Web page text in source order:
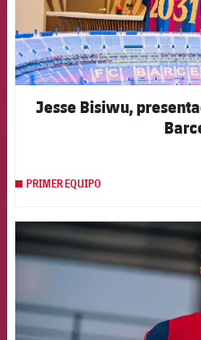
Jesse Bisiwu,
PRIMER EQUIPO